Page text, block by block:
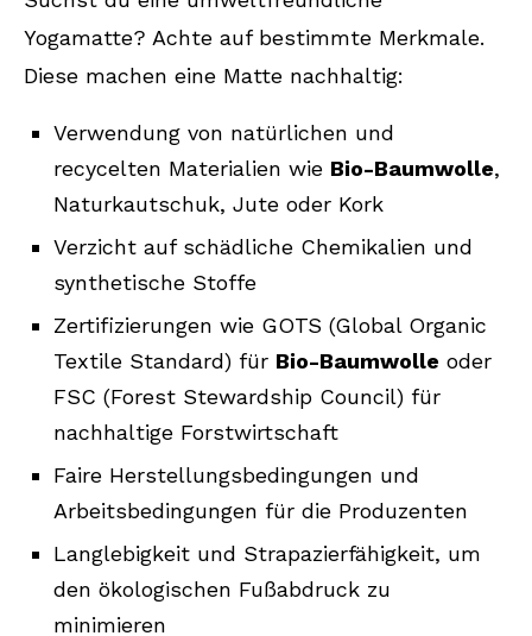
Yogamatte? Achte auf bestimmte Merkmale.
Diese machen eine Matte nachhaltig:
Verwendung von natürlichen und
recycelten Materialien wie Bio-Baumwolle,
Naturkautschuk, Jute oder Kork
Verzicht auf schädliche Chemikalien und
synthetische Stoffe
Zertifizierungen wie GOTS (Global Organic
Textile Standard) für Bio-Baumwolle oder
FSC (Forest Stewardship Council) für
nachhaltige Forstwirtschaft
Faire Herstellungsbedingungen und
Arbeitsbedingungen für die Produzenten
Langlebigkeit und Strapazierfähigkeit, um
den ökologischen Fußabdruck zu
minimieren